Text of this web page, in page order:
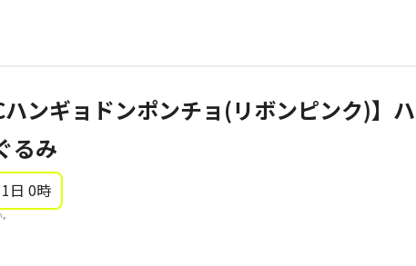
ハンギョドンポンチョ(リボンピンク)】
るみ
日 0時